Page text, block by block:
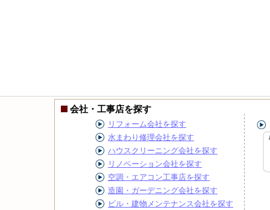
会社・工事店を探す
リフォーム会社を探す
水まわり修理会社を探す
ハウスクリーニング会社を探す
リノベーション会社を探す
空調・エアコン工事店を探す
造園・ガーデニング会社を探す
ビル・建物メンテナンス会社を探す